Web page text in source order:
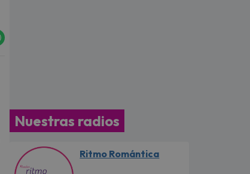
Nuestras radios
Ritmo Romántica